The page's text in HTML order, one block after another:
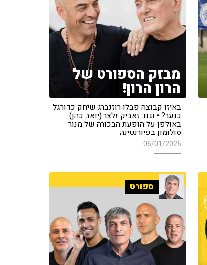
מבזק הספורט של
הרון הרון!
באיזו קבוצה פבלו רוזנברג שיחק כדורגל
כנער? • וגם: זאביק זלצר (יואב כהן)
באולפן על הופעת הבכורה של מנור
סולומון בפיורנטינה
06/01/2026
ספורט